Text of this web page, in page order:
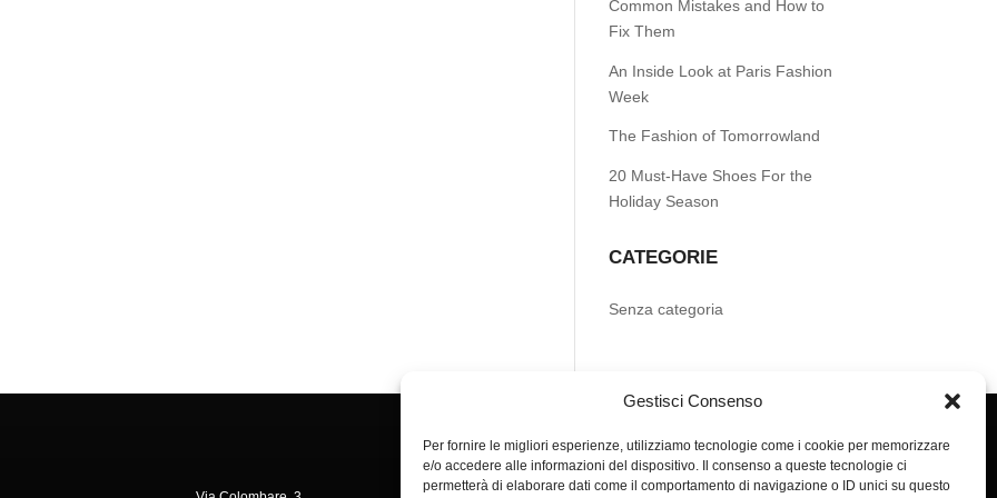
Gestisci Consenso
Per fornire le migliori esperienze, utilizziamo tecnologie come i cookie per memorizzare
e/o accedere alle informazioni del dispositivo. Il consenso a queste tecnologie ci
permetterà di elaborare dati come il comportamento di navigazione o ID unici su questo
Common Mistakes and How to
Fix Them
An Inside Look at Paris Fashion
Week
The Fashion of Tomorrowland
20 Must-Have Shoes For the
Holiday Season
CATEGORIE
Senza categoria